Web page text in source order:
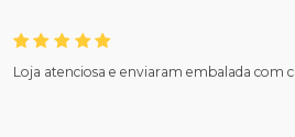
Loja atenciosa e enviaram embalada com